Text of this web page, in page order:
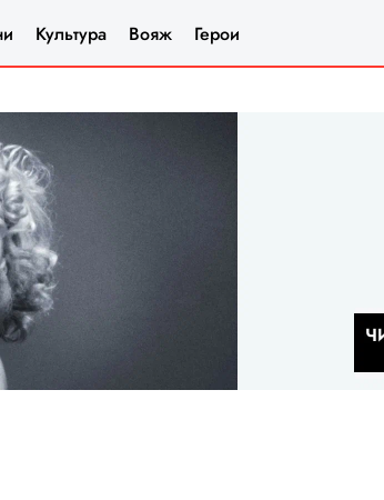
Культура Вояж Герои